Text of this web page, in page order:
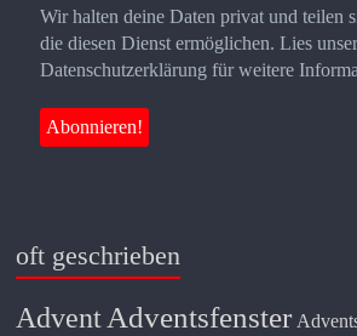
Wir halten deine Daten privat und teilen
die diesen Dienst ermöglichen. Lies
Datenschutzerklärung für weitere
oft geschrieben
Advent Adventsfenster